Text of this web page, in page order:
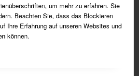
um mehr zu erfahren. Sie
Beachten Sie, dass das Blockieren
Ihre Erfahrung auf unseren Websites und
können.